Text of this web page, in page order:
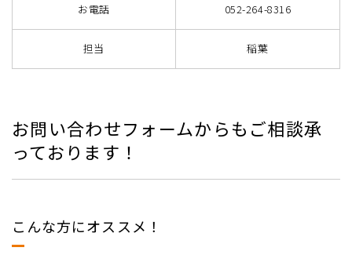
お電話 052-264-8316
担当 稲葉
お問い合わせフォームからもご相談承
っております！
こんな方にオススメ！